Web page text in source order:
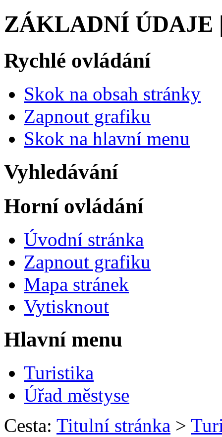
ZÁKLADNÍ ÚDAJE
Rychlé ovládání
Skok na obsah stránky
Zapnout grafiku
Skok na hlavní menu
Vyhledávání
Horní ovládání
Úvodní stránka
Zapnout grafiku
Mapa stránek
Vytisknout
Hlavní menu
Turistika
Úřad městyse
Cesta: Titulní stránka >